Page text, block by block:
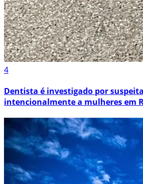
4
Dentista é investigado por
intencionalmente a mulheres em